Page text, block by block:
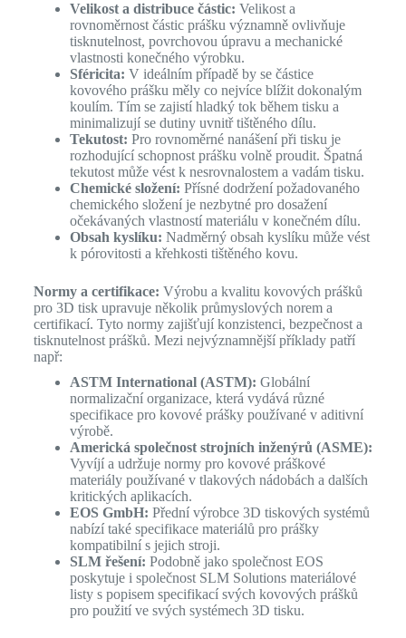
Velikost a distribuce částic: Velikost a
rovnoměrnost částic prášku významně ovlivňuje
tisknutelnost, povrchovou úpravu a mechanické
vlastnosti konečného výrobku.
Sféricita: V ideálním případě by se částice
kovového prášku měly co nejvíce blížit dokonalým
koulím. Tím se zajistí hladký tok během tisku a
minimalizují se dutiny uvnitř tištěného dílu.
Tekutost: Pro rovnoměrné nanášení při tisku je
rozhodující schopnost prášku volně proudit. Špatná
tekutost může vést k nesrovnalostem a vadám tisku.
Chemické složení: Přísné dodržení požadovaného
chemického složení je nezbytné pro dosažení
očekávaných vlastností materiálu v konečném dílu.
Obsah kyslíku: Nadměrný obsah kyslíku může vést
k pórovitosti a křehkosti tištěného kovu.
Normy a certifikace: Výrobu a kvalitu kovových prášků
pro 3D tisk upravuje několik průmyslových norem a
certifikací. Tyto normy zajišťují konzistenci, bezpečnost a
tisknutelnost prášků. Mezi nejvýznamnější příklady patří
např:
ASTM International (ASTM): Globální
normalizační organizace, která vydává různé
specifikace pro kovové prášky používané v aditivní
výrobě.
Americká společnost strojních inženýrů (ASME):
Vyvíjí a udržuje normy pro kovové práškové
materiály používané v tlakových nádobách a dalších
kritických aplikacích.
EOS GmbH: Přední výrobce 3D tiskových systémů
nabízí také specifikace materiálů pro prášky
kompatibilní s jejich stroji.
SLM řešení: Podobně jako společnost EOS
poskytuje i společnost SLM Solutions materiálové
listy s popisem specifikací svých kovových prášků
pro použití ve svých systémech 3D tisku.